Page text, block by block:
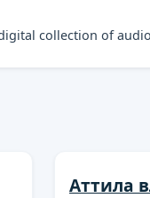
collection of
Аттила